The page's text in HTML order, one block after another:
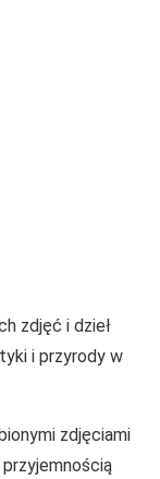
zdjęć i dzieł
i przyrody w
zdjęciami